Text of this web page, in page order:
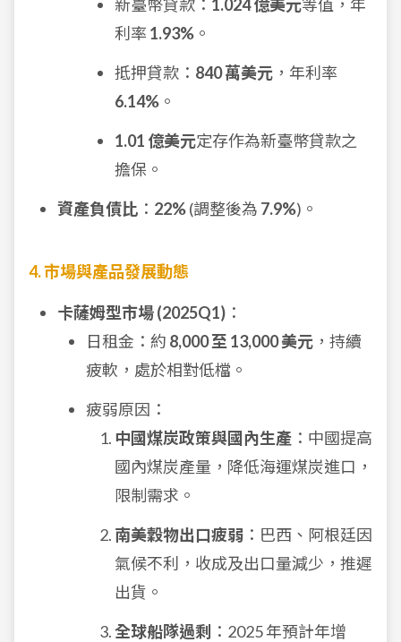
新臺幣貸款： 1.024 億美元等值，年
利率 1.93% 。
抵押貸款： 840 萬美元 ，年利率
6.14% 。
1.01 億美元定存作為新臺幣貸款之
擔保。
資產負債比 ： 22%(調整後為 7.9%)。
4. 市場與產品發展動態
卡薩姆型市場 (2025Q1) ：
日租金：約 8,000 至 13,000 美元 ，持續
疲軟，處於相對低檔。
疲弱原因：
中國煤炭政策與國內生產 ：中國提高
國內煤炭產量，降低海運煤炭進口，
限制需求。
南美穀物出口疲弱 ：巴西、阿根廷因
氣候不利，收成及出口量減少，推遲
出貨。
全球船隊過剩 ：2025 年預計年增